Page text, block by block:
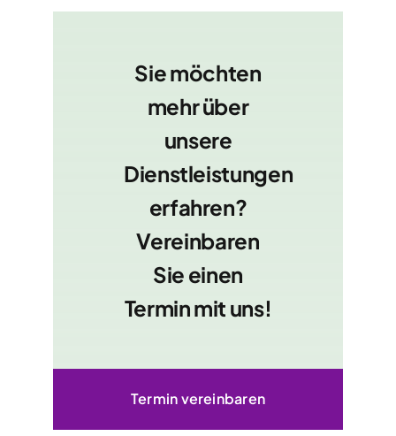
Sie möchten
mehr über
unsere
Dienstleistungen
erfahren?
Vereinbaren
Sie einen
Termin mit uns!
Termin vereinbaren